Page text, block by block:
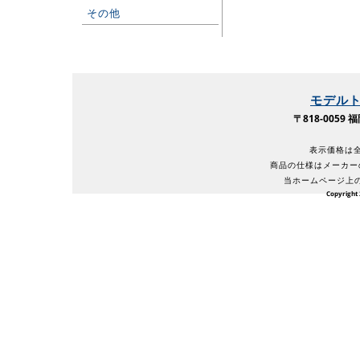
その他
モデル
〒818-0059
表示価格は
商品の仕様はメーカ
当ホームページ上
Copyright